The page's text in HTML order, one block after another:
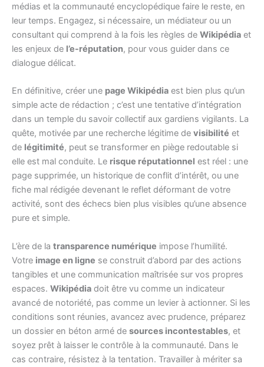
médias et la communauté encyclopédique faire le reste, en
leur temps. Engagez, si nécessaire, un médiateur ou un
consultant qui comprend à la fois les règles de Wikipédia et
les enjeux de l’e-réputation, pour vous guider dans ce
dialogue délicat.
En définitive, créer une page Wikipédia est bien plus qu’un
simple acte de rédaction ; c’est une tentative d’intégration
dans un temple du savoir collectif aux gardiens vigilants. La
quête, motivée par une recherche légitime de visibilité et
de légitimité, peut se transformer en piège redoutable si
elle est mal conduite. Le risque réputationnel est réel : une
page supprimée, un historique de conflit d’intérêt, ou une
fiche mal rédigée devenant le reflet déformant de votre
activité, sont des échecs bien plus visibles qu’une absence
pure et simple.
L’ère de la transparence numérique impose l’humilité.
Votre image en ligne se construit d’abord par des actions
tangibles et une communication maîtrisée sur vos propres
espaces. Wikipédia doit être vu comme un indicateur
avancé de notoriété, pas comme un levier à actionner. Si les
conditions sont réunies, avancez avec prudence, préparez
un dossier en béton armé de sources incontestables, et
soyez prêt à laisser le contrôle à la communauté. Dans le
cas contraire, résistez à la tentation. Travailler à mériter sa